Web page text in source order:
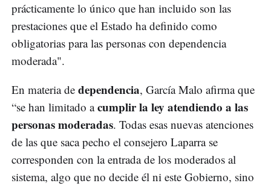
prácticamente lo único que han incluido son las
prestaciones que el Estado ha definido como
obligatorias para las personas con dependencia
moderada".
En materia de dependencia, García Malo afirma que
“se han limitado acumplir la ley atendiendo a las
personas moderadas. Todas esas nuevas atenciones
de las que saca pecho el consejero Laparra se
corresponden con la entrada de los moderados al
sistema, algo que no decide él ni este Gobierno, sino